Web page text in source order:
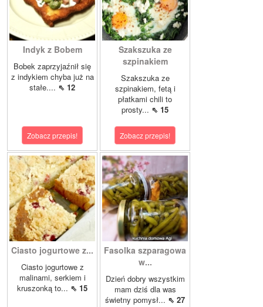
Indyk z Bobem
Bobek zaprzyjaźnił się
z indykiem chyba już na
stałe.... ⇖ 12
Zobacz przepis!
Szakszuka ze
szpinakiem
Szakszuka ze
szpinakiem, fetą i
płatkami chili to
prosty... ⇖ 15
Zobacz przepis!
Ciasto jogurtowe z...
Ciasto jogurtowe z
malinami, serkiem i
kruszonką to... ⇖ 15
Fasolka szparagowa
w...
Dzień dobry wszystkim
mam dziś dla was
świetny pomysł... ⇖ 27